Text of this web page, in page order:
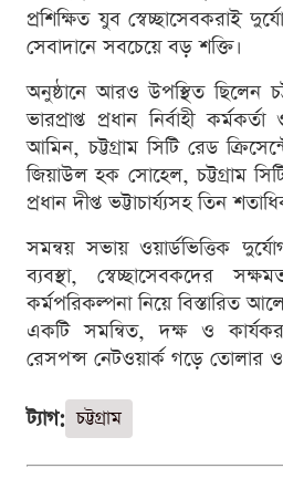
প্রশিক্ষিত যুব স্বেচ্ছাসেবকরাই
সেবাদানে সবচেয়ে বড় শক্তি।
অনুষ্ঠানে আরও উপস্থিত ছিলেন
ভারপ্রাপ্ত প্রধান নির্বাহী
আমিন, চট্টগ্রাম সিটি রেড
জিয়াউল হক সোহেল, চট্টগ্রাম
প্রধান দীপ্ত ভট্টাচার্য্যসহ তিন
সমন্বয় সভায় ওয়ার্ডভিত্তিক
ব্যবস্থা, স্বেচ্ছাসেবকদের
কর্মপরিকল্পনা নিয়ে বিস্তারিত
একটি সমন্বিত, দক্ষ ও কার্যকর
রেসপন্স নেটওয়ার্ক গড়ে তোলার
ট্যাগ: চট্টগ্রাম